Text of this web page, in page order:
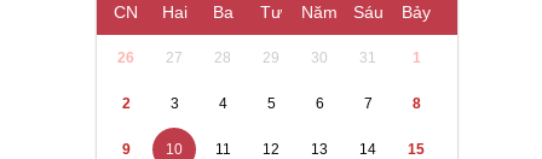
CN Hai Ba Tư Năm Sáu Bảy
26 27 28 29 30 31 1
2 3 4 5 6 7 8
9 10 11 12 13 14 15